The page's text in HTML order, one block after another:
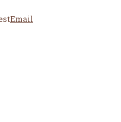
Email